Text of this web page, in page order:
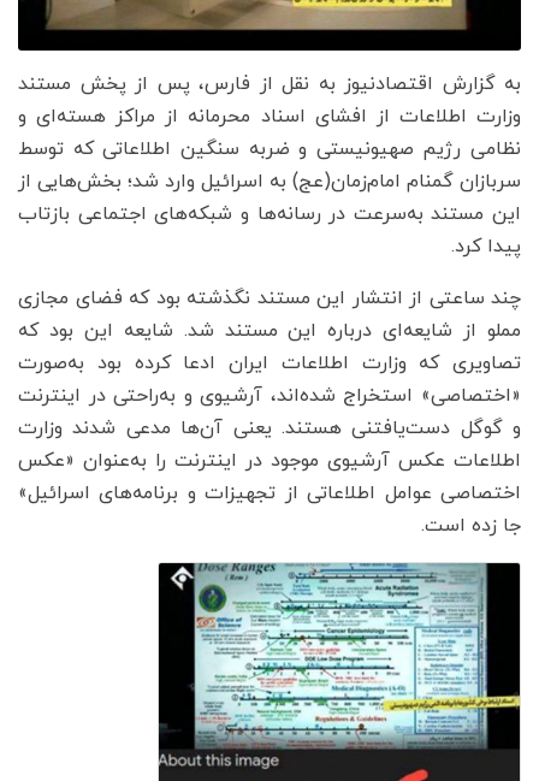
به گزارش اقتصادنیوز به نقل از فارس، پس از پخش مستند
وزارت اطلاعات از افشای اسناد محرمانه از مراکز هسته‌ای و
نظامی رژیم صهیونیستی و ضربه سنگین اطلاعاتی که توسط
سربازان گمنام امام‌زمان(عج) به اسرائیل وارد شد؛ بخش‌هایی از
این مستند به‌سرعت در رسانه‌ها و شبکه‌های اجتماعی بازتاب
پیدا کرد.
چند ساعتی از انتشار این مستند نگذشته بود که فضای مجازی
مملو از شایعه‌ای درباره این مستند شد. شایعه این بود که
تصاویری که وزارت اطلاعات ایران ادعا کرده بود به‌صورت
«اختصاصی» استخراج شده‌اند، آرشیوی و به‌راحتی در اینترنت
و گوگل دست‌یافتنی هستند. یعنی آن‌ها مدعی شدند وزارت
اطلاعات عکس آرشیوی موجود در اینترنت را به‌عنوان «عکس
اختصاصی عوامل اطلاعاتی از تجهیزات و برنامه‌های اسرائیل»
جا زده است.